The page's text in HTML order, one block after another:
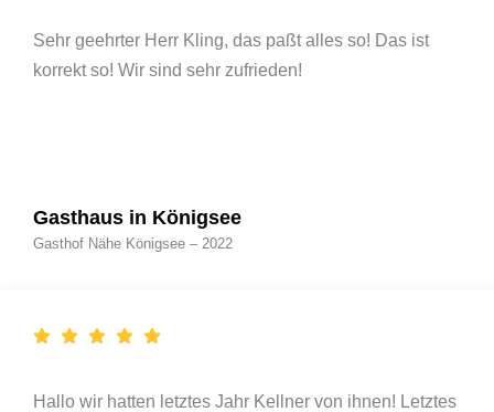
Sehr geehrter Herr Kling, das paßt alles so! Das ist
korrekt so! Wir sind sehr zufrieden!
Gasthaus in Königsee
Gasthof Nähe Königsee – 2022
Hallo wir hatten letztes Jahr Kellner von ihnen! Letztes